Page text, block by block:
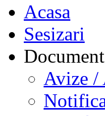
Acasa
Sesizari
Avize /